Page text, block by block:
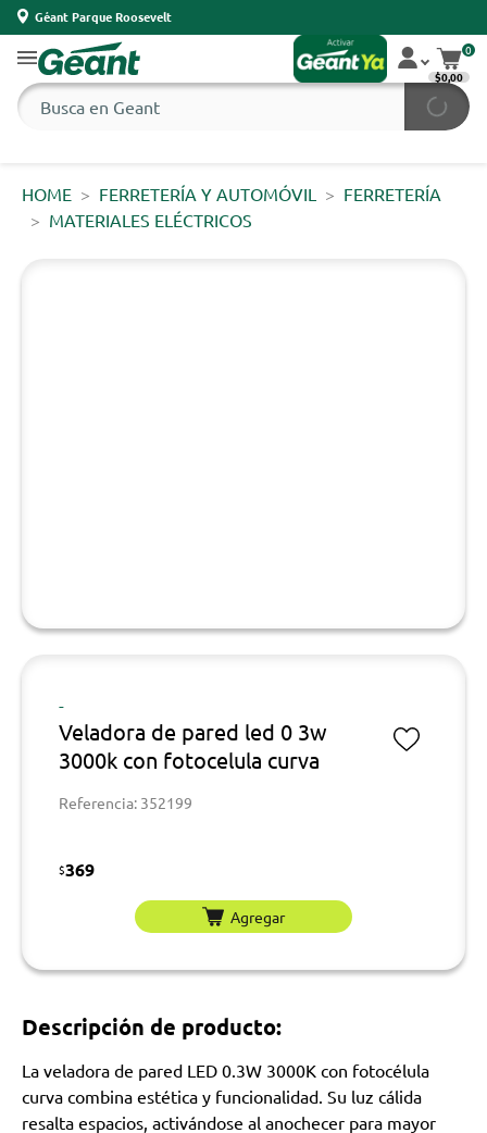
Géant Parque Roosevelt
0
$0,00
HOME FERRETERÍA Y AUTOMÓVIL
FERRETERÍA
MATERIALES ELÉCTRICOS
-
Veladora de pared led 0 3w
3000k con fotocelula curva
Referencia: 352199
$369
Agregar
Descripción de producto:
La veladora de pared LED 0.3W 3000K con fotocélula
curva combina estética y funcionalidad. Su luz cálida
resalta espacios, activándose al anochecer para mayor